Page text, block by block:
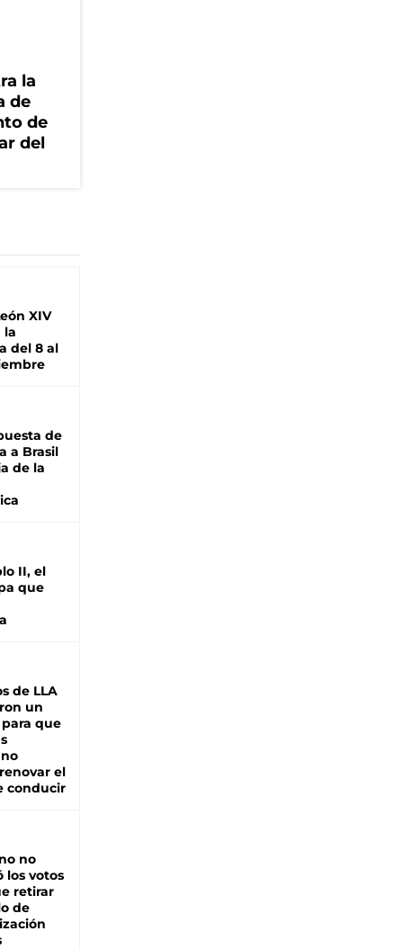
la
de
de
del
XIV
la
del 8 al
de
a Brasil
de la
II, el
que
de LLA
un
que
el
conducir
no
los votos
retirar
de